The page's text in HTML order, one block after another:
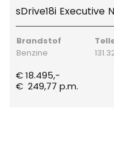
sDrive18i Executive
Brandstof
Benzine
€ 18.495,-
€249,77 p.m.